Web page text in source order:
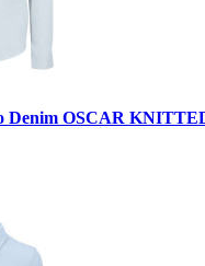
Denim OSCAR